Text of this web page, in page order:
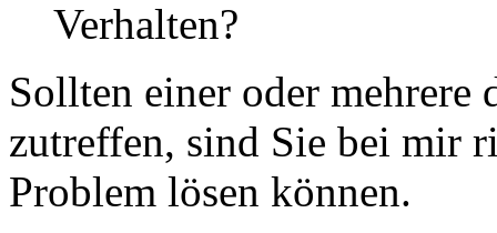
Verhalten?
Sollten einer oder mehrere
zutreffen, sind Sie bei mir
Problem lösen können.